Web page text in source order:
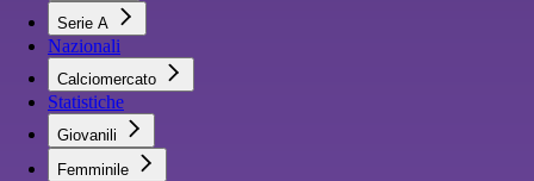
Serie A
Nazionali
Calciomercato
Statistiche
Giovanili
Femminile